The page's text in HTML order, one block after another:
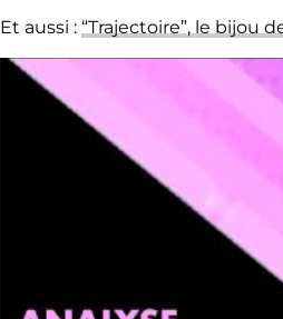
Et aussi : “Trajectoire”, le bijou